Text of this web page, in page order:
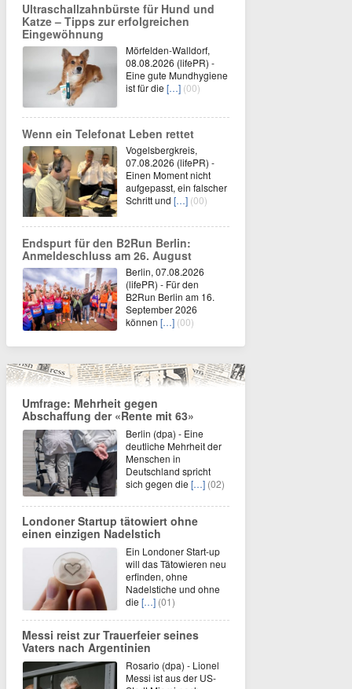
Ultraschallzahnbürste für Hund und
Katze – Tipps zur erfolgreichen
Eingewöhnung
Mörfelden-Walldorf,
08.08.2026 (lifePR) -
Eine gute Mundhygiene
ist für die […] (00)
Wenn ein Telefonat Leben rettet
Vogelsbergkreis,
07.08.2026 (lifePR) -
Einen Moment nicht
aufgepasst, ein falscher
Schritt und […] (00)
Endspurt für den B2Run Berlin:
Anmeldeschluss am 26. August
Berlin, 07.08.2026
(lifePR) - Für den
B2Run Berlin am 16.
September 2026
können […] (00)
Umfrage: Mehrheit gegen
Abschaffung der «Rente mit 63»
Berlin (dpa) - Eine
deutliche Mehrheit der
Menschen in
Deutschland spricht
sich gegen die […] (02)
Londoner Startup tätowiert ohne
einen einzigen Nadelstich
Ein Londoner Start-up
will das Tätowieren neu
erfinden, ohne
Nadelstiche und ohne
die […] (01)
Messi reist zur Trauerfeier seines
Vaters nach Argentinien
Rosario (dpa) - Lionel
Messi ist aus der US-